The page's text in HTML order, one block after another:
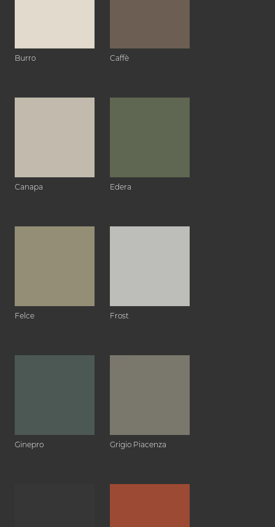
Burro Caffè
Canapa Edera
Felce Frost
Ginepro Grigio Piacenza